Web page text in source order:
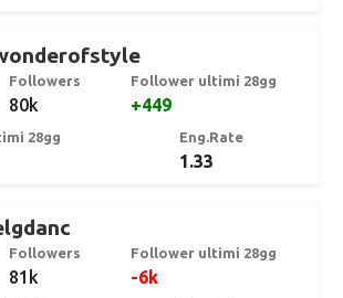
Followers
80k
Follower ultimi 28gg
+449
28gg Eng.Rate
1.33
Followers
81k
Follower ultimi 28gg
-6k